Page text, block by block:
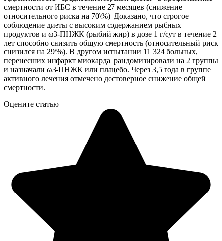
смертности от ИБС в течение 27 месяцев (снижение
относительного риска на 70\%). Доказано, что строгое
соблюдение диеты с высоким содержанием рыбных
продуктов и ω3-ПНЖК (рыбий жир) в дозе 1 г/сут в течение 2
лет способно снизить общую смертность (относительный риск
снизился на 29\%). В другом испытании 11 324 больных,
перенесших инфаркт миокарда, рандомизировали на 2 группы
и назначали ω3-ПНЖК или плацебо. Через 3,5 года в группе
активного лечения отмечено достоверное снижение общей
смертности.
Оцените статью